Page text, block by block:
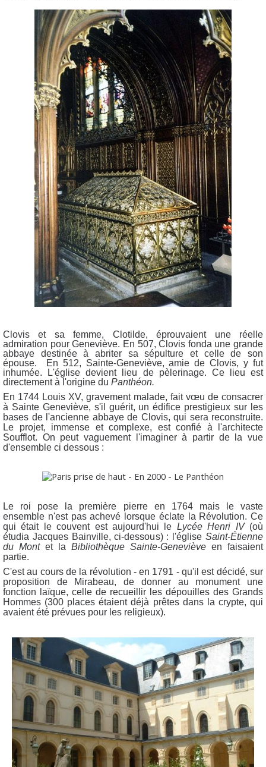
Clovis et sa femme, Clotilde, éprouvaient une réelle
admiration pour Geneviève. En 507, Clovis fonda une grande
abbaye destinée à abriter sa sépulture et celle de son
épouse. En 512, Sainte-Geneviève, amie de Clovis, y fut
inhumée. L'église devient lieu de pèlerinage. Ce lieu est
directement à l'origine du Panthéon.
En 1744 Louis XV, gravement malade, fait vœu de consacrer
à Sainte Geneviève, s'il guérit, un édifice prestigieux sur les
bases de l'ancienne abbaye de Clovis, qui sera reconstruite.
Le projet, immense et complexe, est confié à l'architecte
Soufflot. On peut vaguement l'imaginer à partir de la vue
d'ensemble ci dessous :
Le roi pose la première pierre en 1764 mais le vaste
ensemble n'est pas achevé lorsque éclate la Révolution. Ce
qui était le couvent est aujourd'hui le Lycée Henri IV(où
étudia Jacques Bainville, ci-dessous) : l'église Saint-Étienne
du Montet la Bibliothèque Sainte-Geneviève en faisaient
partie.
C'est au cours de la révolution - en 1791 - qu'il est décidé, sur
proposition de Mirabeau, de donner au monument une
fonction laïque, celle de recueillir les dépouilles des Grands
Hommes (300 places étaient déjà prêtes dans la crypte, qui
avaient été prévues pour les religieux).